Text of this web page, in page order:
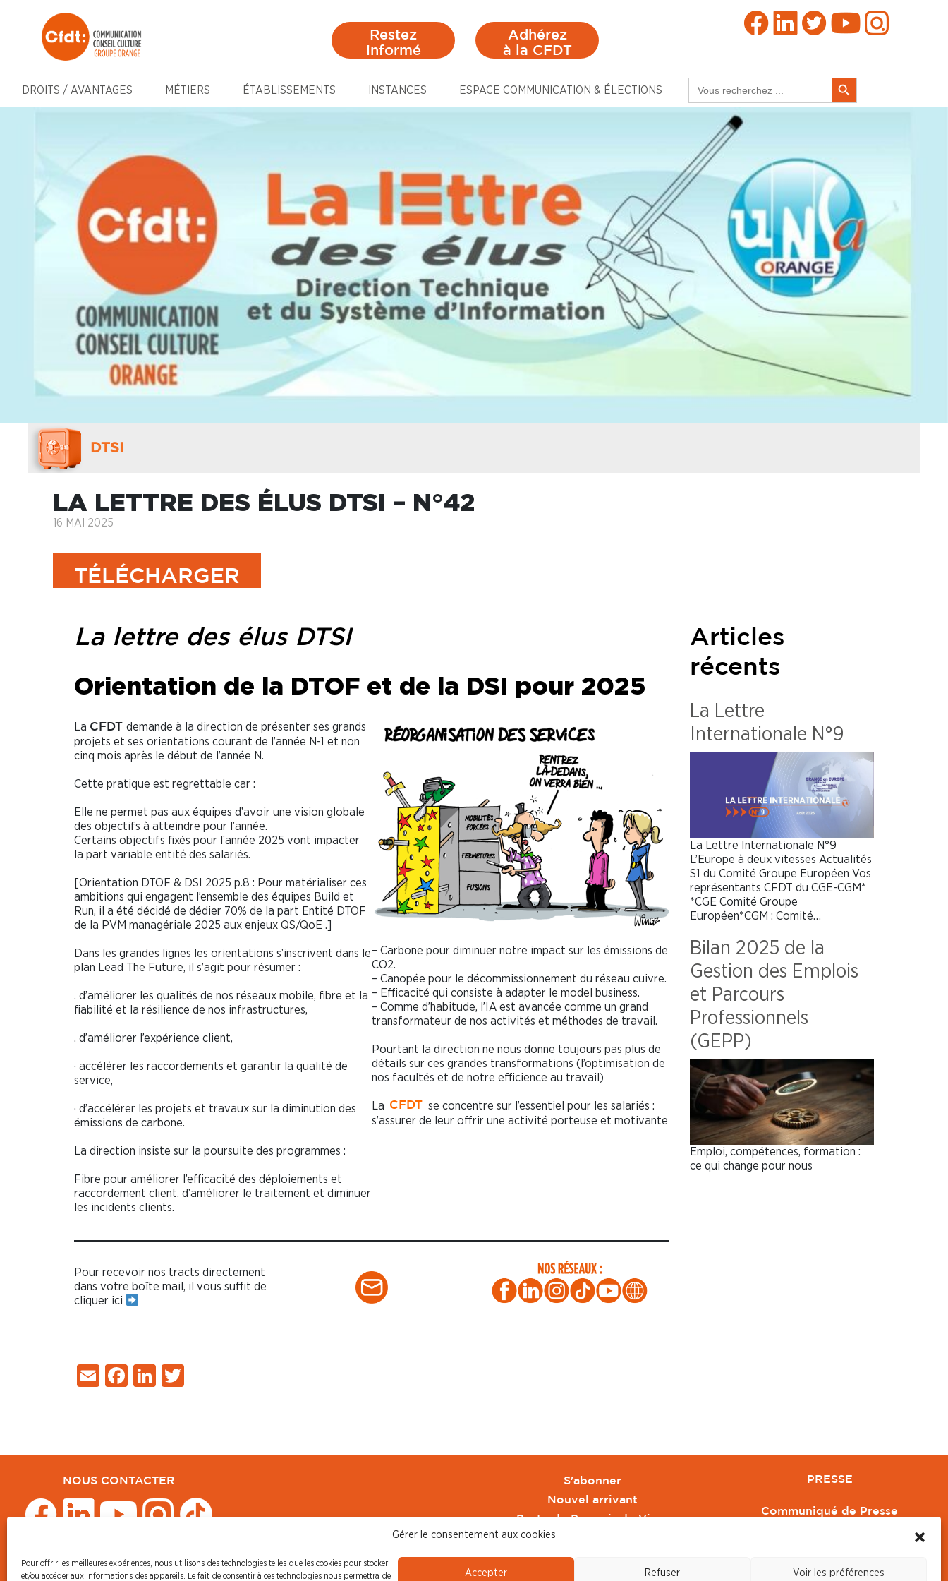
Gérer le consentement aux cookies
Pour offrir les meilleures expériences, nous utilisons des technologies telles que les cookies pour stocker
et/ou accéder aux informations des appareils. Le fait de consentir à ces technologies nous permettra de
Accepter Refuser Voir les préférences
Restez
informé
Adhérez
à la CFDT
DROITS / AVANTAGES MÉTIERS ÉTABLISSEMENTS INSTANCES ESPACE COMMUNICATION & ÉLECTIONS
for:
Search Button
DTSI
LA LETTRE DES ÉLUS DTSI – N°42
16 MAI 2025
TÉLÉCHARGER
La lettre des élus DTSI
Orientation de la DTOF et de la DSI pour 2025
La CFDT
demande à la direction de présenter ses grands
projets et ses orientations courant de l’année N-1 et non
cinq mois après le début de l’année N.
Cette pratique est regrettable car :
Elle ne permet pas aux équipes d’avoir une vision globale
des objectifs à atteindre pour l’année.
Certains objectifs fixés pour l’année 2025 vont impacter
la part variable entité des salariés.
[Orientation DTOF & DSI 2025 p.8 : Pour matérialiser ces
ambitions qui engagent l’ensemble des équipes Build et
Run, il a été décidé de dédier 70% de la part Entité DTOF
de la PVM managériale 2025 aux enjeux QS/QoE .]
Dans les grandes lignes les orientations s’inscrivent dans le
plan Lead The Future, il s’agit pour résumer :
. d’améliorer les qualités de nos réseaux mobile, fibre et la
fiabilité et la résilience de nos infrastructures,
. d’améliorer l’expérience client,
· accélérer les raccordements et garantir la qualité de
service,
· d’accélérer les projets et travaux sur la diminution des
émissions de carbone.
La direction insiste sur la poursuite des programmes :
Fibre pour améliorer l’efficacité des déploiements et
raccordement client, d’améliorer le traitement et diminuer
les incidents clients.
– Carbone pour diminuer notre impact sur les émissions de
CO2.
– Canopée pour le décommissionnement du réseau cuivre.
– Efficacité qui consiste à adapter le model business.
– Comme d’habitude, l’IA est avancée comme un grand
transformateur de nos activités et méthodes de travail.
Pourtant la direction ne nous donne toujours pas plus de
détails sur ces grandes transformations (l’optimisation de
nos facultés et de notre efficience au travail)
La CFDT
se concentre sur l’essentiel pour les salariés :
s’assurer de leur offrir une activité porteuse et motivante
Pour recevoir nos tracts directement
dans votre boîte mail, il vous suffit de
cliquer ici
EmailFacebook
LinkedIn
Articles
récents
La Lettre
Internationale N°9
La Lettre Internationale N°9
L’Europe à deux vitesses Actualités
S1 du Comité Groupe Européen Vos
représentants CFDT du CGE-CGM*
*CGE Comité Groupe
Européen*CGM : Comité…
Bilan 2025 de la
Gestion des Emplois
et Parcours
Professionnels
(GEPP)
Emploi, compétences, formation :
ce qui change pour nous
NOUS CONTACTER
© CFDT Orange
S'abonner
Nouvel arrivant
Pacte de Pouvoir de Vivre
Toute l'actu CFDT Orange
PRESSE
Communiqué de Presse